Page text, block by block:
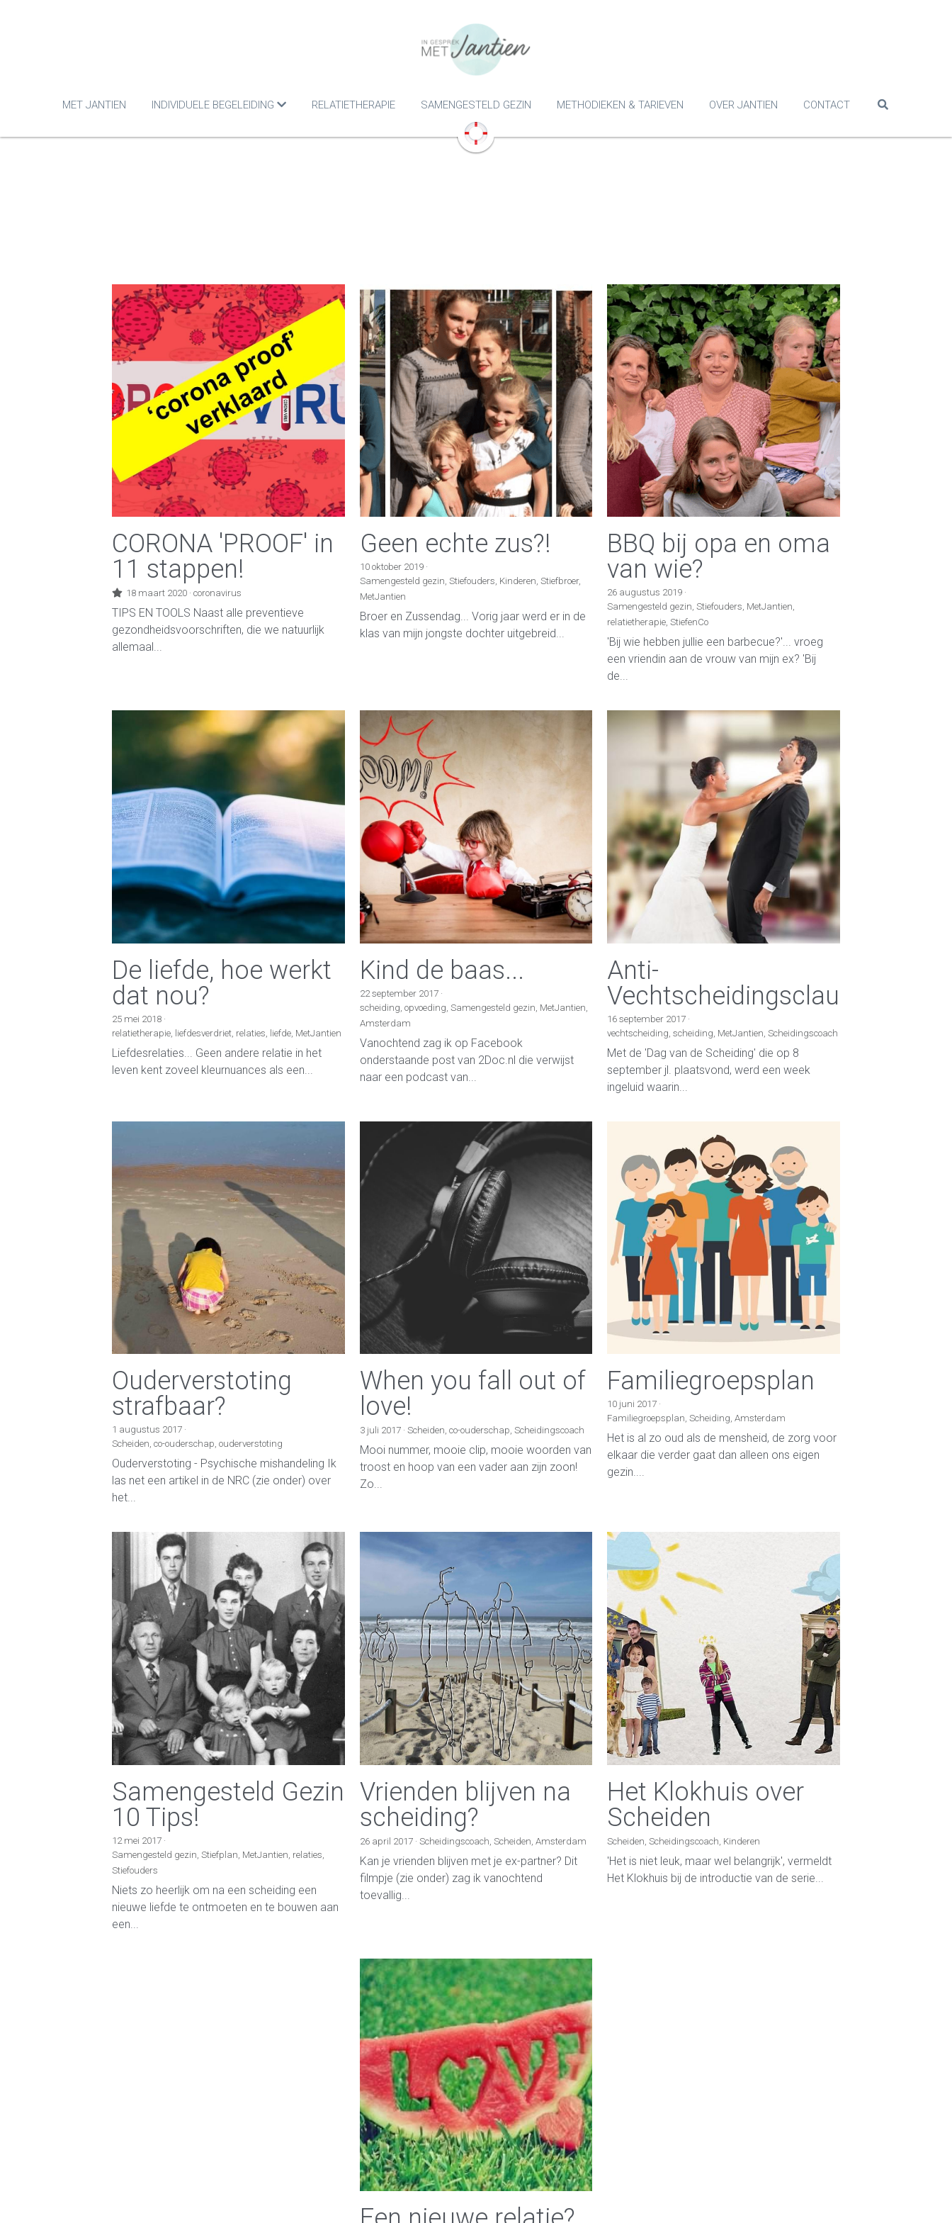
MET JANTIEN INDIVIDUELE BEGELEIDING RELATIETHERAPIE SAMENGESTELD GEZIN METHODIEKEN & TARIEVEN OVER JANTIEN CONTACT
CORONA 'PROOF' in
11 stappen!
18 maart 2020 ·coronavirus
TIPS EN TOOLS Naast alle preventieve
gezondheidsvoorschriften, die we natuurlijk
allemaal...
Geen echte zus?!
10 oktober 2019·
Samengesteld gezin, Stiefouders, Kinderen, Stiefbroer,
MetJantien
Broer en Zussendag... Vorig jaar werd er in de
klas van mijn jongste dochter uitgebreid...
BBQ bij opa en oma
van wie?
26 augustus 2019 ·
Samengesteld gezin, Stiefouders, MetJantien,
relatietherapie, StiefenCo
'Bij wie hebben jullie een barbecue?'... vroeg
een vriendin aan de vrouw van mijn ex? 'Bij
de...
De liefde, hoe werkt
dat nou?
25 mei 2018 ·
relatietherapie,
liefdesverdriet, relaties, liefde, MetJantien
Liefdesrelaties... Geen andere relatie in het
leven kent zoveel kleurnuances als een...
Kind de baas...
22 september 2017·
scheiding, opvoeding, Samengesteld gezin, MetJantien,
Amsterdam
Vanochtend zag ik op Facebook
onderstaande post van 2Doc.nl die verwijst
naar een podcast van...
Anti-
Vechtscheidingsclausule
16 september 2017 ·
vechtscheiding, scheiding, MetJantien, Scheidingscoach
Met de 'Dag van de Scheiding' die op 8
september jl. plaatsvond, werd een week
ingeluid waarin...
Ouderverstoting
strafbaar?
1 augustus 2017 ·
Scheiden, co-ouderschap, ouderverstoting
Ouderverstoting - Psychische mishandeling Ik
las net een artikel in de NRC (zie onder) over
het...
When you fall out of
love!
3 juli 2017· Scheiden, co-ouderschap, Scheidingscoach
Mooi nummer, mooie clip, mooie woorden van
troost en hoop van een vader aan zijn zoon!
Zo...
Familiegroepsplan
10 juni 2017 ·
Familiegroepsplan, Scheiding, Amsterdam
Het is al zo oud als de mensheid, de zorg voor
elkaar die verder gaat dan alleen ons eigen
gezin....
Samengesteld Gezin
10 Tips!
12 mei 2017 ·
Samengesteld gezin, Stiefplan, MetJantien, relaties,
Stiefouders
Niets zo heerlijk om na een scheiding een
nieuwe liefde te ontmoeten en te bouwen aan
een...
Vrienden blijven na
scheiding?
26 april 2017· Scheidingscoach, Scheiden, Amsterdam
Kan je vrienden blijven met je ex-partner? Dit
filmpje (zie onder) zag ik vanochtend
toevallig...
Het Klokhuis over
Scheiden
Scheiden, Scheidingscoach, Kinderen
'Het is niet leuk, maar wel belangrijk', vermeldt
Het Klokhuis bij de introductie van de serie...